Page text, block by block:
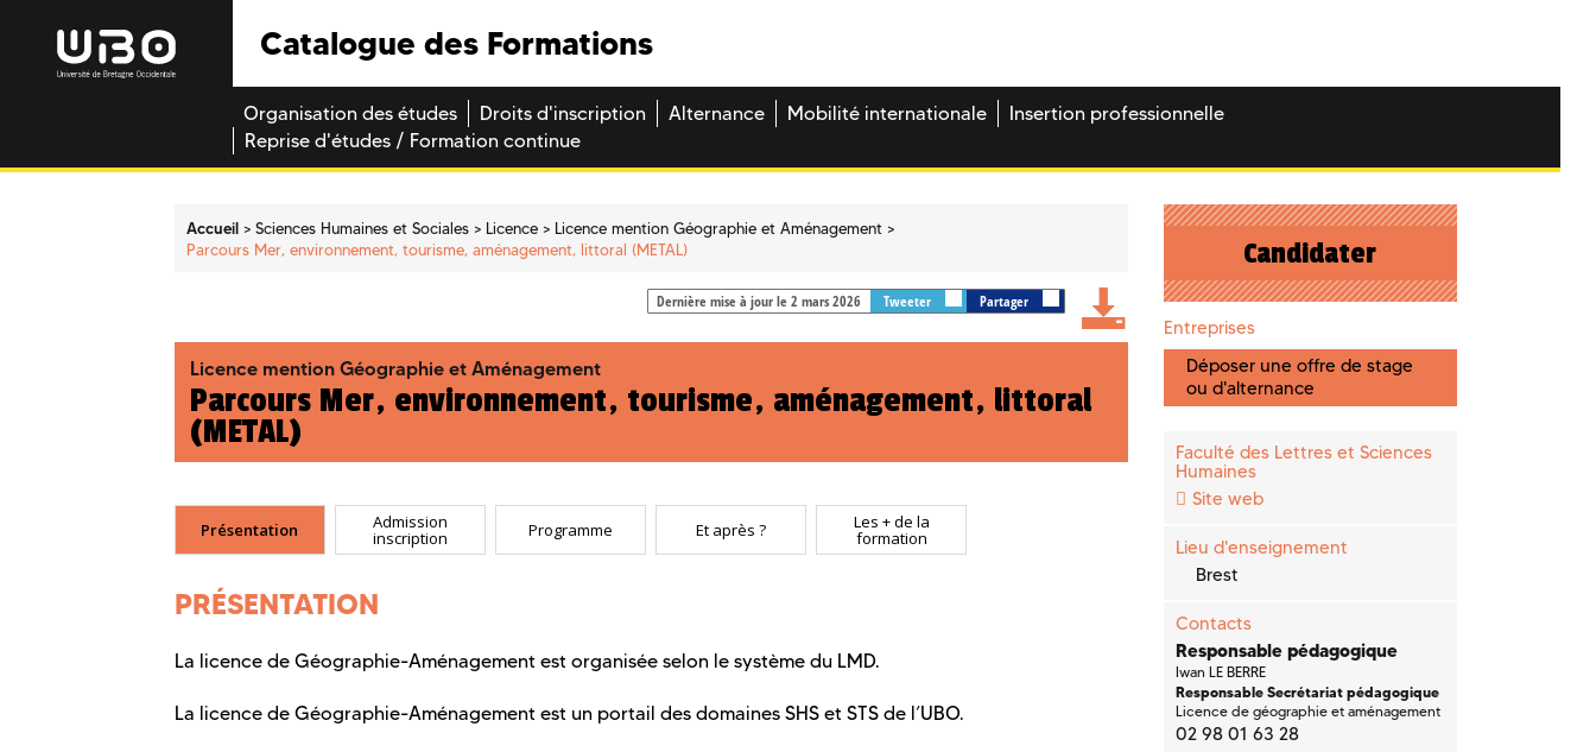
Catalogue des Formations
Organisation des études Droits d'inscription Alternance Mobilité internationale
Insertion professionnelle
Reprise d'études / Formation continue
Accueil Sciences Humaines et Sociales Licence
Licence mention Géographie et Aménagement
Parcours Mer, environnement, tourisme, aménagement, littoral (METAL)
Dernière mise à jour le 2 mars 2026 Tweeter Partager
Licence mention Géographie et Aménagement
Parcours Mer, environnement, tourisme, aménagement, littoral
(METAL)
Présentation Admission
inscription Programme Et après ? Les + de la
formation
PRÉSENTATION
La licence de Géographie-Aménagement est organisée selon le système du LMD.
La licence de Géographie-Aménagement est un portail des domaines SHS et STS de l’UBO.
Candidater
Entreprises
Déposer une offre de stage
ou d'alternance
Faculté des Lettres et Sciences
Humaines
Site web
Lieu d'enseignement
Brest
Contacts
Responsable pédagogique
Iwan LE BERRE
Responsable Secrétariat pédagogique
Licence de géographie et aménagement
02 98 01 63 28